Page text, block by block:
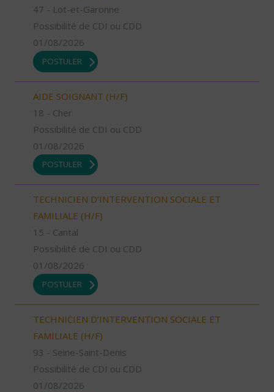
47 - Lot-et-Garonne
Possibilité de CDI ou CDD
01/08/2026
POSTULER
AIDE SOIGNANT (H/F)
18 - Cher
Possibilité de CDI ou CDD
01/08/2026
POSTULER
TECHNICIEN D’INTERVENTION SOCIALE ET
FAMILIALE (H/F)
15 - Cantal
Possibilité de CDI ou CDD
01/08/2026
POSTULER
TECHNICIEN D’INTERVENTION SOCIALE ET
FAMILIALE (H/F)
93 - Seine-Saint-Denis
Possibilité de CDI ou CDD
01/08/2026